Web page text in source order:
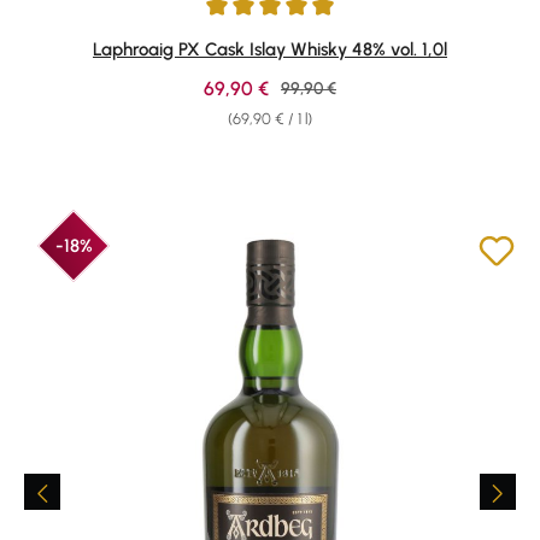
Average rating of 4.91 out of 5 stars
Laphroaig PX Cask Islay Whisky 48% vol. 1,0l
(69,90 € / 1 l)
Sale price:
69,90 € Regular price:
99,90 €
-18%